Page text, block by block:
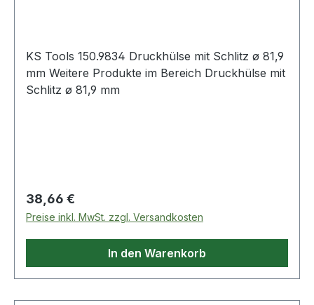
KS Tools 150.9834 Druckhülse mit Schlitz ø 81,9
mm Weitere Produkte im Bereich Druckhülse mit
Schlitz ø 81,9 mm
Regulärer Preis:
38,66 €
Preise inkl. MwSt. zzgl. Versandkosten
In den Warenkorb